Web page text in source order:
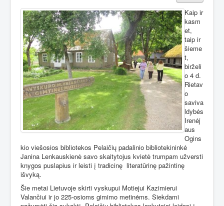
Kaip ir
kasm
et,
taip ir
šieme
t,
birželi
o 4 d.
Rietav
o
saviva
ldybės
Irenėj
aus
Ogins
kio viešosios bibliotekos Pelaičių padalinio bibliotekininkė
Janina Lenkauskienė savo skaitytojus kvietė trumpam užversti
knygos puslapius ir leisti į tradicinę literatūrinę pažintinę
išvyką.
Šie metai Lietuvoje skirti vyskupui Motiejui Kazimierui
Valančiui ir jo 225-osioms gimimo metinėms. Siekdami